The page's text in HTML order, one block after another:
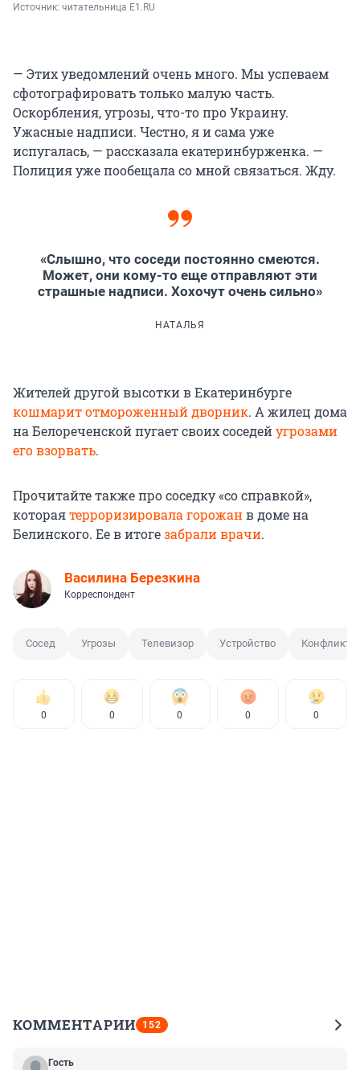
Источник: читательница E1.RU
— Этих уведомлений очень много. Мы успеваем
сфотографировать только малую часть.
Оскорбления, угрозы, что-то про Украину.
Ужасные надписи. Честно, я и сама уже
испугалась, — рассказала екатеринбурженка. —
Полиция уже пообещала со мной связаться. Жду.
«Слышно, что соседи постоянно смеются.
Может, они кому-то еще отправляют эти
страшные надписи. Хохочут очень сильно»
НАТАЛЬЯ
Жителей другой высотки в Екатеринбурге
кошмарит отмороженный дворник. А жилец дома
на Белореченской пугает своих соседейугрозами
его взорвать.
Прочитайте также про соседку «со справкой»,
котораятерроризировала горожанв доме на
Белинского. Ее в итогезабрали врачи.
Василина Березкина
Корреспондент
Сосед Угрозы Телевизор Устройство Конфликт
0 0 0 0 0
КОММЕНТАРИИ 152
Гость